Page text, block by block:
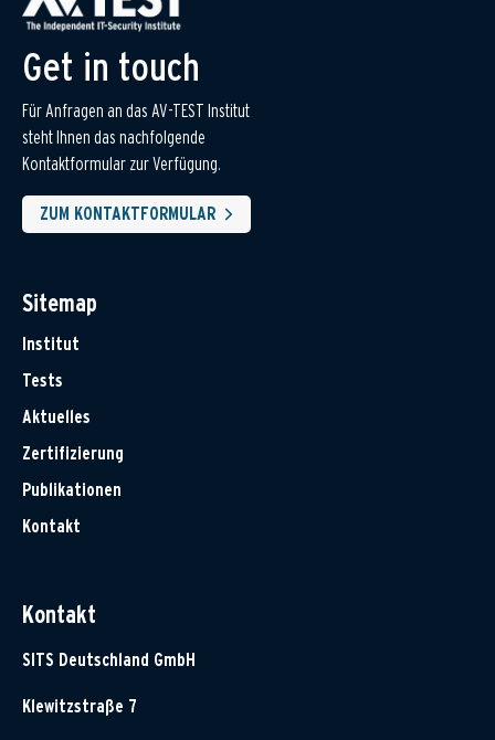
Get in touch
Für Anfragen an das AV-TEST Institut
steht Ihnen das nachfolgende
Kontaktformular zur Verfügung.
ZUM KONTAKTFORMULAR
Sitemap
Institut
Tests
Aktuelles
Zertifizierung
Publikationen
Kontakt
Kontakt
SITS Deutschland GmbH
Klewitzstraße 7